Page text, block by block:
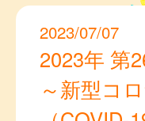
2023/07/07
2023年 第
～新型コ